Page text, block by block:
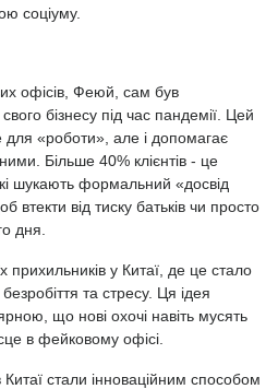
соціуму.
офісів, Феюй, сам був
бізнесу під час пандемії. Цей
для «роботи», але і допомагає
Більше 40% клієнтів - це
шукають формальний «досвід
втекти від тиску батьків чи просто
дня.
прихильників у Китаї, де це стало
та стресу. Ця ідея
що нові охочі навіть мусять
в фейковому офісі.
стали інноваційним способом